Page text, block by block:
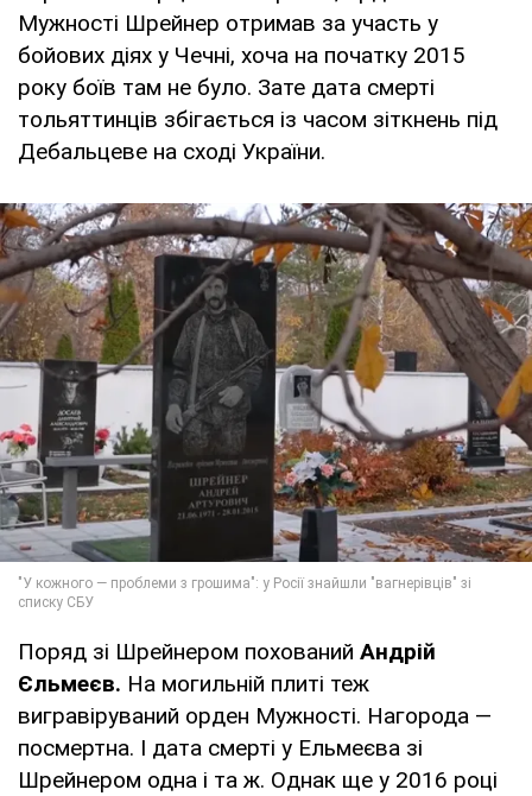
Мужності Шрейнер отримав за участь у
бойових діях у Чечні, хоча на початку 2015
року боїв там не було. Зате дата смерті
тольяттинців збігається із часом зіткнень під
Дебальцеве на сході України.
Поряд зі Шрейнером похований Андрій
Єльмеєв. На могильній плиті теж
вигравіруваний орден Мужності. Нагорода —
посмертна. І дата смерті у Ельмеєва зі
Шрейнером одна і та ж. Однак ще у 2016 році